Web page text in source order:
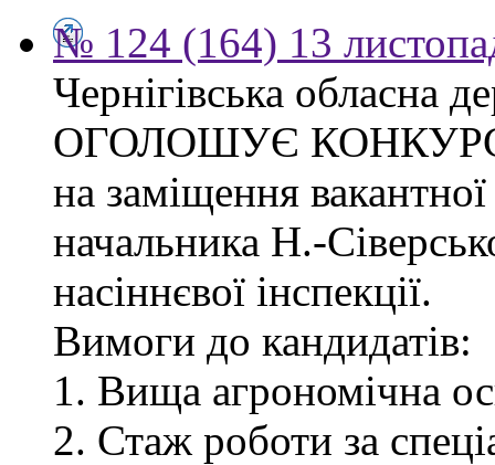
№ 124 (164) 13
Чернігівська обласна
ОГОЛОШУЄ
на заміщення
начальника Н.-
насіннєвої інспекції.
Вимоги до кандидатів:
1. Вища агрономічна
2. Стаж роботи за